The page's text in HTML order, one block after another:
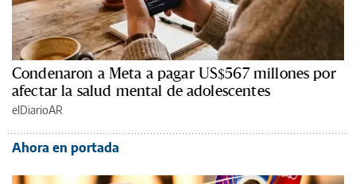
Condenaron a Meta a pagar US$567 millones por
afectar la salud mental de adolescentes
elDiarioAR
Ahora en portada